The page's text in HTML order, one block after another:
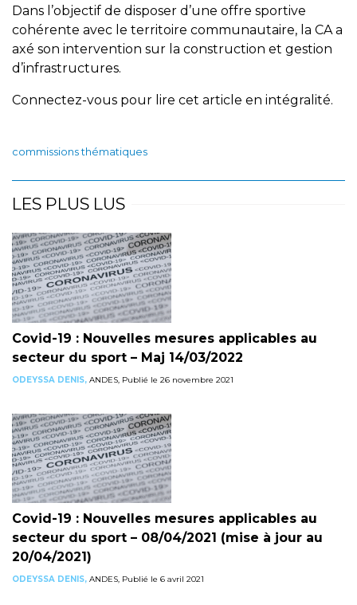
Dans l’objectif de disposer d’une offre sportive
cohérente avec le territoire communautaire, la CA a
axé son intervention sur la construction et gestion
d’infrastructures.
Connectez-vous pour lire cet article en intégralité.
commissions thématiques
LES PLUS LUS
Covid-19 : Nouvelles mesures applicables au
secteur du sport – Maj 14/03/2022
ODEYSSA DENIS, ANDES, Publié le 26 novembre 2021
Covid-19 : Nouvelles mesures applicables au
secteur du sport – 08/04/2021 (mise à jour au
20/04/2021)
ODEYSSA DENIS, ANDES, Publié le 6 avril 2021